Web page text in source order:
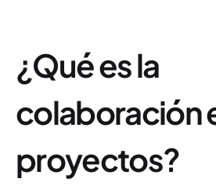
¿Qué es la
colaboración
proyectos?